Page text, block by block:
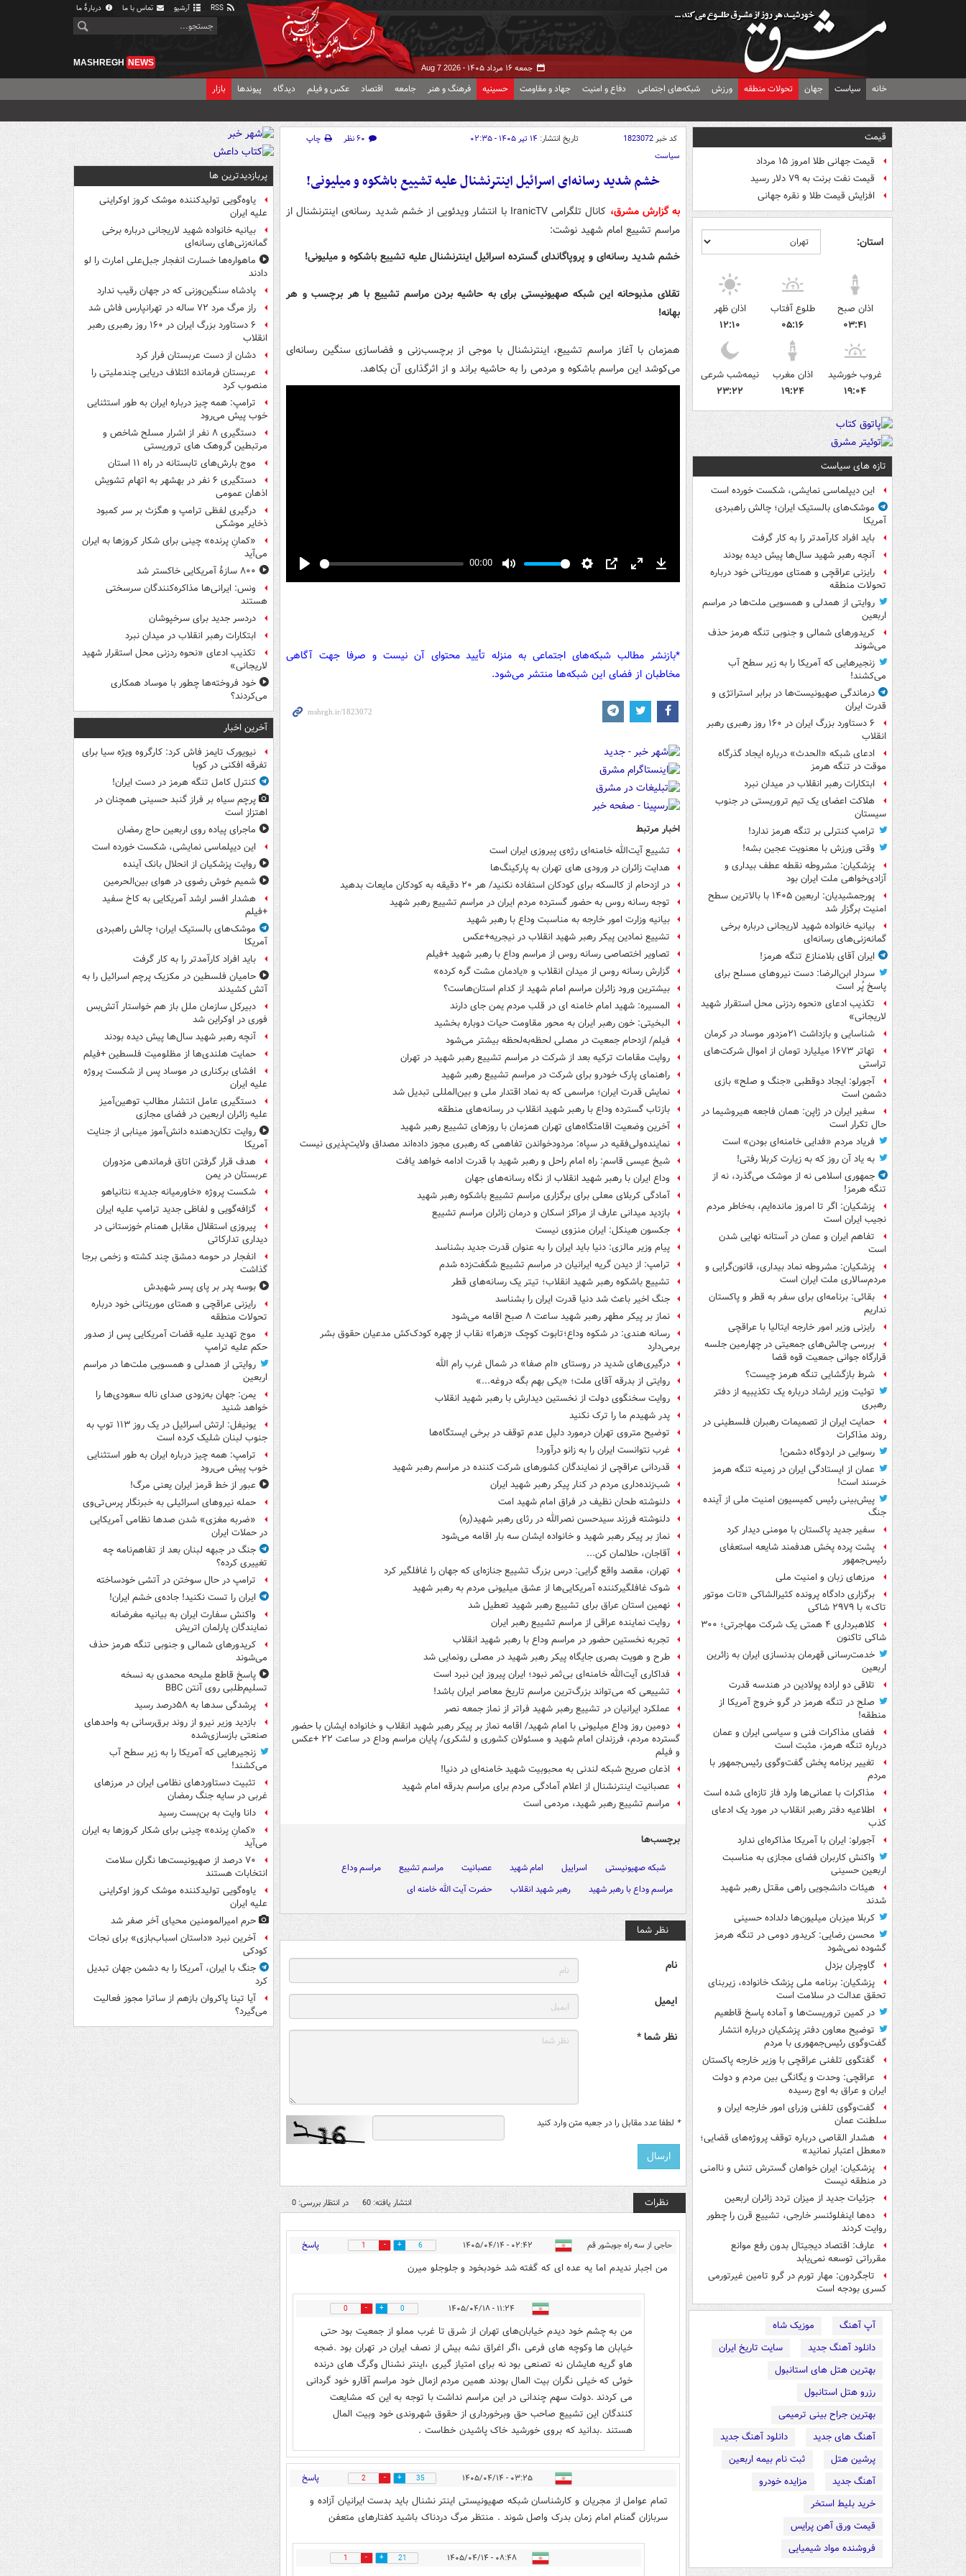
آرشیو تماس با ما دربارهٔ ما
جمعه ۱۶ مرداد ۱۴۰۵ - Aug 7 2026
MASHREGH NEWS
خانه سیاست جهان تحولات منطقه ورزش شبکه‌های اجتماعی دفاع و امنیت جهاد و مقاومت حسینیه فرهنگ و هنر جامعه اقتصاد عکس و فیلم دیدگاه پیوندها بازار
قیمت
قیمت جهانی طلا امروز ۱۵ مرداد
قیمت نفت برنت به ۷۹ دلار رسید
افزایش قیمت طلا و نقره جهانی
استان:
اذان صبح
۰۳:۴۱
طلوع آفتاب
۰۵:۱۶
اذان ظهر
۱۲:۱۰
غروب خورشید
۱۹:۰۴
اذان مغرب
۱۹:۲۴
نیمه‌شب شرعی
۲۳:۲۲
تازه های سیاست
این دیپلماسی نمایشی، شکست خورده است
موشک‌های بالستیک ایران؛ چالش راهبردی
آمریکا
باید افراد کارآمدتر را به کار گرفت
آنچه رهبر شهید سال‌ها پیش دیده بودند
رایزنی عراقچی و همتای موریتانی خود درباره
تحولات منطقه
روایتی از همدلی و همسویی ملت‌ها در مراسم
اربعین
کریدورهای شمالی و جنوبی تنگه هرمز حذف
می‌شوند
زنجیرهایی که آمریکا را به زیر سطح آب
می‌کشند!
درماندگی صهیونیست‌ها در برابر استراتژی و
قدرت ایران
۶ دستاورد بزرگ ایران در ۱۶۰ روز رهبری رهبر
انقلاب
ادعای شبکه «الحدث» درباره ایجاد گذرگاه
موقت در تنگه هرمز
ابتکارات رهبر انقلاب در میدان نبرد
هلاکت اعضای یک تیم تروریستی در جنوب
سیستان
ترامپ کنترلی بر تنگه هرمز ندارد!
وقتی ورزش با معنویت عجین بشه!
پزشکیان: مشروطه نقطه عطف بیداری و
آزادی‌خواهی ملت ایران بود
پورجمشیدیان: اربعین ۱۴۰۵ با بالاترین سطح
امنیت برگزار شد
بیانیه خانواده شهید لاریجانی درباره برخی
گمانه‌زنی‌های رسانه‌ای
ایران آقای بلامنازع تنگه هرمز!
سردار ابن‌الرضا: دست نیروهای مسلح برای
پاسخ پُر است
تکذیب ادعای «نحوه ردزنی محل استقرار شهید
لاریجانی»
شناسایی و بازداشت ۲۱مزدور موساد در کرمان
تهاتر ۱۶۷۳ میلیارد تومان از اموال شرکت‌های
تراستی
آجورلو: ایجاد دوقطبی «جنگ و صلح‌» بازی
دشمن است
سفیر ایران در ژاپن: همان فاجعه هیروشیما در
حال تکرار است
فریاد مردم «فدایی خامنه‌ای بودن» است
به یاد آن روز که به زیارت کربلا رفتی!
جمهوری اسلامی نه از موشک می‌گذرد، نه از
تنگه هرمز!
پزشکیان: اگر تا امروز مانده‌ایم، به‌خاطر مردم
نجیب ایران است
تفاهم ایران و عمان در آستانه نهایی شدن
است
پزشکیان: مشروطه نماد بیداری، قانون‌گرایی و
مردم‌سالاری ملت ایران است
بقائی: برنامه‌ای برای سفر به قطر و پاکستان
نداریم
رایزنی وزیر امور خارجه ایتالیا با عراقچی
بررسی چالش‌های جمعیتی در چهارمین جلسه
قرارگاه جوانی جمعیت قوه قضا
شرط بازگشایی تنگه هرمز چیست؟
توئیت وزیر ارشاد درباره یک تکذیبیه از دفتر
رهبری
حمایت ایران از تصمیمات رهبران فلسطینی در
روند مذاکرات
رسوایی در اردوگاه دشمن!
عمان از ایستادگی ایران در زمینه تنگه هرمز
خرسند است!
پیش‌بینی رئیس کمیسیون امنیت ملی از آینده
جنگ
سفیر جدید پاکستان با مومنی دیدار کرد
پشت پرده پخش هدفمند شایعه استعفای
رئیس‌جمهور
مرزهای زبان و امنیت ملی
برگزاری دادگاه پرونده کثیرالشاکی «تات موتور
تاک» با ۲۹۷۹ شاکی
کلاهبرداری ۴ همتی یک شرکت مهاجرتی؛ ۳۰۰
شاکی تاکنون
خدمت‌رسانی قهرمان بدنسازی ایران به زائرین
اربعین
تلاقی دو اراده پولادین در هندسه قدرت
صلح در تنگه هرمز در گرو خروج آمریکا از
منطقه!
فضای مذاکرات فنی و سیاسی ایران و عمان
درباره تنگه هرمز، مثبت است
تغییر برنامه پخش گفت‌وگوی رئیس‌جمهور با
مردم
مذاکرات با عمانی‌ها وارد فاز تازه‌ای شده است
اطلاعیه دفتر رهبر انقلاب در مورد یک ادعای
کذب
آجورلو: ایران با آمریکا مذاکره‌ای ندارد
واکنش کاربران فضای مجازی به مناسبت
اربعین حسینی
هیئات دانشجویی راهی مقتل رهبر شهید
شدند
کربلا میزبان میلیون‌ها دلداده حسینی
محسن رضایی: کریدور دومی در تنگه هرمز
گشوده نمی‌شود
گاوچران بزدل
پزشکیان: برنامه ملی پزشک خانواده، زیربنای
تحقق عدالت در سلامت است
در کمین تروریست‌ها و آماده پاسخ قاطعیم
توضیح معاون دفتر پزشکیان درباره انتشار
گفت‌وگوی رئیس‌جمهوری با مردم
گفتگوی تلفنی عراقچی با وزیر خارجه پاکستان
عراقچی: وحدت و یگانگی بین مردم و دولت
ایران و عراق به اوج رسیده
گفت‌وگوی تلفنی وزرای امور خارجه ایران و
سلطنت عمان
هشدار القاصی درباره توقف پروژه‌های قضایی؛
«معطل اعتبار نمانید»
پزشکیان: ایران خواهان گسترش تنش و ناامنی
در منطقه نیست
جزئیات جدید از میزان تردد زائران اربعین
ده‌ها اینفلوئنسر خارجی، تشییع قرن را چطور
روایت کردند
عارف: اقتصاد دیجیتال بدون رفع موانع
مقرراتی توسعه نمی‌یابد
تاجگردون: مهار تورم در گرو تامین غیرتورمی
کسری بودجه است
آپ آهنگ
موزیک شاه
دانلود آهنگ جدید
سایت تاریخ ایران
بهترین هتل های استانبول
رزرو هتل استانبول
بهترین جراح بینی ترمیمی
آهنگ های جدید
دانلود آهنگ جدید
پرشین هتل
ثبت نام بیمه اربعین
آهنگ جدید
مزایده خودرو
خرید بلیط استخر
قیمت ورق آهن پرایس
فروشنده مواد شیمیایی
کد خبر1823072 تاریخ انتشار: ۱۴ تیر ۱۴۰۵ - ۰۲:۳۵ ۶۰ نظر
چاپ
سیاست
خشم شدید رسانه‌ای اسرائیل اینترنشنال علیه تشییع باشکوه و میلیونی!
به گزارش مشرق،
کانال تلگرامی IranicTV با انتشار ویدئویی از خشم شدید رسانه‌ی اینترنشنال از
مراسم تشییع امام شهید نوشت:
خشم شدید رسانه‌ای و پروپاگاندای گسترده اسرائیل اینترنشنال علیه تشییع باشکوه و میلیونی!
تقلای مذبوحانه این شبکه صهیونیستی برای به حاشیه بردن مراسم تشییع با هر برچسب و هر
بهانه!
همزمان با آغاز مراسم تشییع، اینترنشنال با موجی از برچسب‌زنی و فضاسازی سنگین رسانه‌ای
می‌کوشد این مراسم باشکوه و مردمی را به حاشیه براند و از اثرگذاری آن بکاهد.
00:00
*بازنشر مطالب شبکه‌های اجتماعی به منزله تأیید محتوای آن نیست و صرفا جهت آگاهی
مخاطبان از فضای این شبکه‌ها منتشر می‌شود.
اخبار مرتبط
تشییع آیت‌الله خامنه‌ای رژه‌ی پیروزی ایران است
هدایت زائران در ورودی های تهران به پارکینگ‌ها
در ازدحام از کالسکه برای کودکان استفاده نکنید/ هر ۲۰ دقیقه به کودکان مایعات بدهید
توجه رسانه روس به حضور گسترده مردم ایران در مراسم تشییع رهبر شهید
بیانیه وزارت امور خارجه به مناسبت وداع با رهبر شهید
تشییع نمادین پیکر رهبر شهید انقلاب در نیجریه+عکس
تصاویر اختصاصی رسانه روس از مراسم وداع با رهبر شهید +فیلم
گزارش رسانه روس از میدان انقلاب و «یادمان مشت گره کرده»
بیشترین ورود زائران مراسم امام شهید از کدام استان‌هاست؟
المسیره: شهید امام خامنه ای در قلب مردم یمن جای دارند
البخیتی: خون رهبر ایران به محور مقاومت حیات دوباره بخشید
فیلم/ ازدحام جمعیت در مصلی لحظه‌به‌لحظه بیشتر می‌شود
روایت مقامات ترکیه بعد از شرکت در مراسم تشییع رهبر شهید در تهران
راهنمای پارک خودرو برای شرکت در مراسم تشییع رهبر شهید
نمایش قدرت ایران؛ مراسمی که به نماد اقتدار ملی و بین‌المللی تبدیل شد
بازتاب گسترده وداع با رهبر شهید انقلاب در رسانه‌های منطقه
آخرین وضعیت اقامتگاه‌های تهران همزمان با روزهای تشییع رهبر شهید
نماینده‌ولی‌فقیه در سپاه: مردودخواندن تفاهمی که رهبری مجوز داده‌اند مصداق ولایت‌پذیری نیست
شیخ عیسی قاسم: راه امام راحل و رهبر شهید با قدرت ادامه خواهد یافت
وداع ایران با رهبر شهید انقلاب از نگاه رسانه‌های جهان
آمادگی کربلای معلی برای برگزاری مراسم تشییع باشکوه رهبر شهید
بازدید میدانی عارف از مراکز اسکان و درمان زائران مراسم تشییع
جکسون هینکل: ایران منزوی نیست
پیام وزیر مالزی: دنیا باید ایران را به عنوان قدرت جدید بشناسد
ترامپ: از دیدن گریه ایرانیان در مراسم تشییع شگفت‌زده شدم
تشییع باشکوه رهبر شهید انقلاب؛ تیتر یک رسانه‌های قطر
جنگ اخیر باعث شد دنیا قدرت ایران را بشناسد
نماز بر پیکر مطهر رهبر شهید ساعت ۸ صبح اقامه می‌شود
رسانه هندی: در شکوه وداع؛تابوت کوچک «زهرا» نقاب از چهره کودک‌کش‌ مدعیان حقوق بشر
برمی‌دارد
درگیری‌های شدید در روستای «ام صفا» در شمال غرب رام الله
روایتی از بدرقه آقای ملت؛ «یکی بهم بگه دروغه...»
روایت سخنگوی دولت از نخستین دیدارش با رهبر شهید انقلاب
پدر شهیدم ما را ترک نکنید
توضیح متروی تهران درمورد دلیل عدم توقف در برخی ایستگاه‌ها
غرب نتوانست ایران را به زانو درآورد!
قدردانی عراقچی از نمایندگان کشورهای شرکت کننده در مراسم رهبر شهید
شب‌زنده‌داری مردم در کنار پیکر رهبر شهید ایران
دلنوشته‌ طحان نظیف در فراق امام شهید امت
دلنوشته فرزند سیدحسن نصرالله در رثای رهبر شهید(ره)
نماز بر پیکر رهبر شهید و خانواده ایشان سه بار اقامه می‌شود
آقاجان، حلالمان کن...
تهران، مقصد واقع گرایی: درس بزرگ تشییع جنازه‌ای که جهان را غافلگیر کرد
شوک غافلگیرکننده آمریکایی‌ها از عشق میلیونی مردم به رهبر شهید
نهمین استان عراق برای تشییع رهبر شهید تعطیل شد
روایت نماینده عراقی از مراسم تشییع رهبر ایران
تجربه نخستین حضور در مراسم وداع با رهبر شهید انقلاب
طرح و هویت بصری جایگاه پیکر رهبر شهید در مصلی رونمایی شد
فداکاری آیت‌الله خامنه‌ای بی‌ثمر نبود؛ ایران پیروز این نبرد است
تشییعی که می‌تواند بزرگ‌ترین مراسم تاریخ معاصر ایران باشد!
عملکرد ایرانیان در تشییع رهبر شهید فراتر از نماز جمعه نصر
دومین روز وداع میلیونی با امام شهید/ اقامه نماز بر پیکر رهبر شهید انقلاب و خانواده ایشان با حضور
گسترده مردم، فرزندان امام شهید و مسئولان کشوری و لشکری/‌ پایان مراسم وداع در ساعت ۲۲ +عکس
و فیلم
اذعان صریح شبکه لندنی به محبوبیت شهید خامنه‌ای در دنیا!
عصبانیت اینترنشنال از اعلام آمادگی مردم برای مراسم بدرقه امام شهید
مراسم تشییع رهبر شهید، مردمی است
برچسب‌ها
شبکه صهیونیستی اسراییل امام شهید عصبانیت مراسم تشییع
مراسم وداع
مراسم وداع با رهبر شهید
رهبر شهید انقلاب حضرت آیت الله خامنه ای
نظر شما
نام
ایمیل
نظر شما *
* لطفا عدد مقابل را در جعبه متن وارد کنید
نظرات انتشار یافته: 60 در انتظار بررسی: 0
حاجی از سه راه جوبشور قم ۰۲:۴۲ - ۱۴۰۵/۰۴/۱۴ 6
1 پاسخ
من اجبار ندیدم اما یه عده ای که گفته شد خودبخود و جلوجلو میرن
۱۱:۲۴ - ۱۴۰۵/۰۴/۱۸ 0
0
من به چشم خود دیدم خیابان‌های تهران از شرق تا غرب مملو از جمعیت بود حتی
خیابان ها وکوچه های فرعی ،اگر اغراق نشه بیش از نصف ایران در تهران بود .ضجه
هاو گریه هایشان نه تصنعی بود نه برای امتیاز گیری ،اینتر نشنال وگرگ های درنده
خوئی که خیلی نگران بیت المال بودند همین مردم ازمال خود مراسم آقارو خود گردانی
می کردند .دولت سهم چندانی در این مراسم نداشت با توجه به این که مشایعت
کنندگان این تشییع صاحب حق وبرخورداری از حقوق شهروندی خود وبیت المال
هستند .بدانید که بروی خورشید خاک پاشیدن خطاست .
۰۳:۲۵ - ۱۴۰۵/۰۴/۱۴ 35
2 پاسخ
تمام عوامل از مجریان و کارشناسان شبکه صهیونیستی اینتر نشنال باید بدست ایرانیان آزاده و
سربازان گمنام امام زمان بدرک واصل شوند . منتظر مرگ دردناک باشید کفتارهای متعفن
۰۸:۴۸ - ۱۴۰۵/۰۴/۱۴ 21
1
پربازدیدترین ها
یاوه‌گویی تولیدکننده موشک کروز اوکراینی
علیه ایران
بیانیه خانواده شهید لاریجانی درباره برخی
گمانه‌زنی‌های رسانه‌ای
ماهواره‌ها خسارت انفجار جبل‌علی امارت را لو
دادند
پادشاه سنگین‌وزنی که در جهان رقیب ندارد
راز مرگ مرد ۷۲ ساله در تهرانپارس فاش شد
۶ دستاورد بزرگ ایران در ۱۶۰ روز رهبری رهبر
انقلاب
دشان از دست عربستان فرار کرد
عربستان فرمانده ائتلاف دریایی چندملیتی را
منصوب کرد
ترامپ: همه چیز درباره ایران به طور استثنایی
خوب پیش می‌رود
دستگیری ۸ نفر از اشرار مسلح شاخص و
مرتبطین گروهک های تروریستی
موج بارش‌های تابستانه در راه ۱۱ استان
دستگیری ۶ نفر در بهشهر به اتهام تشویش
اذهان عمومی
درگیری لفظی ترامپ و هگزث بر سر کمبود
ذخایر موشکی
«کمانِ پرنده» چینی برای شکار کروزها به ایران
می‌آید
۸۰۰ سازۀ آمریکایی خاکستر شد
ونس: ایرانی‌ها مذاکره‌کنندگان سرسختی
هستند
دردسر جدید برای سرخپوشان
ابتکارات رهبر انقلاب در میدان نبرد
تکذیب ادعای «نحوه ردزنی محل استقرار شهید
لاریجانی»
خود فروخته‌ها چطور با موساد همکاری
می‌کردند؟
آخرین اخبار
نیویورک تایمز فاش کرد: کارگروه ویژه سیا برای
تفرقه افکنی در کوبا
کنترل کامل تنگه هرمز در دست ایران!
پرچم سیاه بر فراز گنبد حسینی همچنان در
اهتزاز است
ماجرای پیاده روی اربعین حاج رمضان
این دیپلماسی نمایشی، شکست خورده است
روایت پزشکیان از انحلال بانک آینده
شمیم خوش رضوی در هوای بین‌الحرمین
هشدار افسر ارشد آمریکایی به کاخ سفید
+فیلم
موشک‌های بالستیک ایران؛ چالش راهبردی
آمریکا
باید افراد کارآمدتر را به کار گرفت
حامیان فلسطین در مکزیک پرچم اسرائیل را به
آتش کشیدند
دبیرکل سازمان ملل باز هم خواستار آتش‌بس
فوری در اوکراین شد
آنچه رهبر شهید سال‌ها پیش دیده بودند
حمایت هلندی‌ها از مظلومیت فلسطین +فیلم
افشای برکناری در موساد پس از شکست پروژه
علیه ایران
دستگیری عامل انتشار مطالب توهین‌آمیز
علیه زائران اربعین در فضای مجازی
روایت تکان‌دهنده دانش‌آموز مینابی از جنایت
آمریکا
هدف قرار گرفتن اتاق‌ فرماندهی مزدوران
عربستان در یمن
شکست پروژه «خاورمیانه جدید» نتانیاهو
گزافه‌گویی و لفاظی جدید ترامپ علیه ایران
پیروزی استقلال مقابل همنام خوزستانی در
دیداری تدارکاتی
انفجار در حومه دمشق چند کشته و زخمی برجا
گذاشت
بوسه‌ پدر بر پای پسر شهیدش
رایزنی عراقچی و همتای موریتانی خود درباره
تحولات منطقه
موج تهدید علیه قضات آمریکایی پس از صدور
حکم علیه ترامپ
روایتی از همدلی و همسویی ملت‌ها در مراسم
اربعین
یمن: جهان به‌زودی صدای ناله سعودی‌ها را
خواهد شنید
یونیفل: ارتش اسرائیل در یک روز ۱۱۳ توپ به
جنوب لبنان شلیک کرده است
ترامپ: همه چیز درباره ایران به طور استثنایی
خوب پیش می‌رود
عبور از خط قرمز ایران یعنی مرگ!
حمله نیروهای اسرائیلی به خبرنگار پرس‌تی‌وی
«ضربه مغزی» شدن صدها نظامی آمریکایی
در حملات ایران
جنگ در جبهه لبنان بعد از تفاهم‌نامه چه
تغییری کرده؟
ترامپ در حال سوختن در آتشی خودساخته
ایران را تست نکنید! جاده‌ی خشم ایران!
واکنش سفارت ایران به بیانیه مغرضانه
نمایندگان پارلمان اتریش
کریدورهای شمالی و جنوبی تنگه هرمز حذف
می‌شوند
پاسخ قاطع ملیحه محمدی به نسخه
تسلیم‌طلبی روی آنتن BBC
پرشدگی سدها به ۵۸درصد رسید
بازدید وزیر نیرو از روند برق‌رسانی به واحدهای
صنعتی بازسازی‌شده
زنجیرهایی که آمریکا را به زیر سطح آب
می‌کشند!
تثبیت دستاوردهای نظامی ایران در مرزهای
غربی در سایه جنگ رمضان
دانا وایت به بن‌بست رسید
«کمانِ پرنده» چینی برای شکار کروزها به ایران
می‌آید
۷۰ درصد از صهیونیست‌ها نگران سلامت
انتخابات هستند
یاوه‌گویی تولیدکننده موشک کروز اوکراینی
علیه ایران
حرم امیرالمومنین محیای آخر صفر شد
آخرین نبرد «داستان اسباب‌بازی» برای نجات
کودکی
جنگ با ایران، آمریکا را به دشمن جهان تبدیل
کرد
آیا تینا پاکروان بازهم از ساترا مجوز فعالیت
می‌گیرد؟